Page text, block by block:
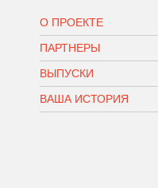
О ПРОЕКТЕ
ПАРТНЕРЫ
ВЫПУСКИ
ВАША ИСТОРИЯ